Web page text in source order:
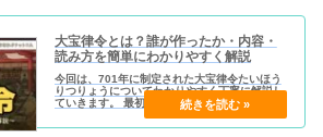
大宝律令とは？誰が作ったか・内容・
読み方を簡単にわかりやすく解説
今回は、701年に制定された大宝律令たいほう
りつりょうについてわかりやすく丁寧に解説し
ていきます。 最初に大宝律令の概要を載せてお